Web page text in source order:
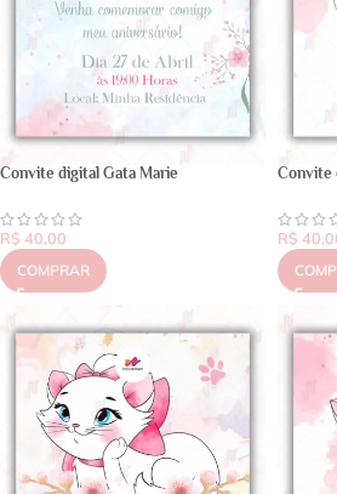
Convite digital Gata Marie
R$ 40,00
COMPRAR
Convite
R$